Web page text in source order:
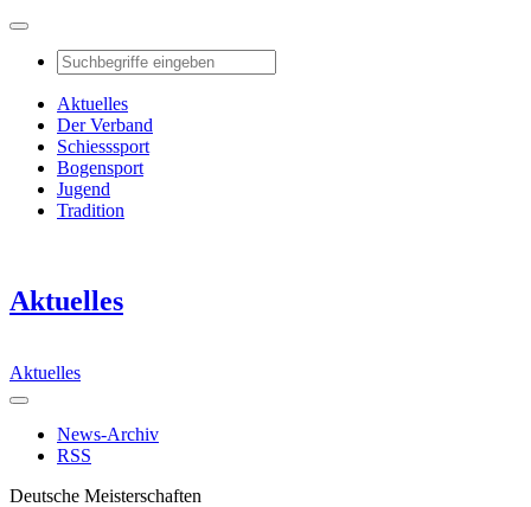
Aktuelles
Der Verband
Schiesssport
Bogensport
Jugend
Tradition
Aktuelles
Aktuelles
News-Archiv
RSS
Deutsche Meisterschaften